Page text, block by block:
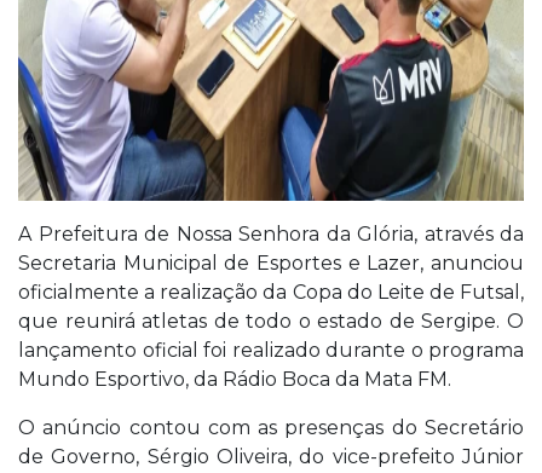
A Prefeitura de Nossa Senhora da Glória, através da
Secretaria Municipal de Esportes e Lazer, anunciou
oficialmente a realização da Copa do Leite de Futsal,
que reunirá atletas de todo o estado de Sergipe. O
lançamento oficial foi realizado durante o programa
Mundo Esportivo, da Rádio Boca da Mata FM.
O anúncio contou com as presenças do Secretário
de Governo, Sérgio Oliveira, do vice-prefeito Júnior